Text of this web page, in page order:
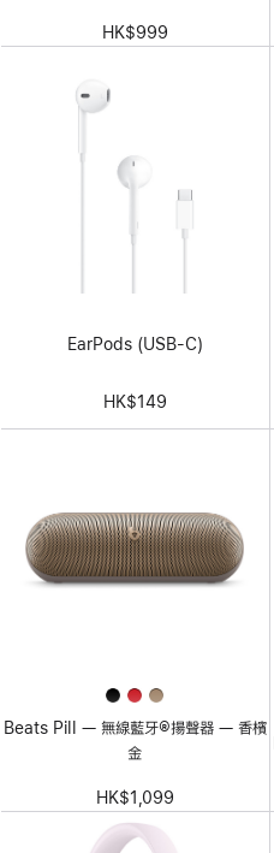
HK$999
EarPods (USB-C)
HK$149
Beats Pill — 無線藍牙®揚聲器 — 香檳
金
HK$1,099